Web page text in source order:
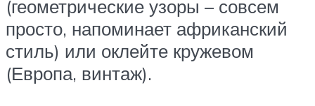
(геометрические узоры – совсем
просто, напоминает африканский
стиль) или оклейте кружевом
(Европа, винтаж).